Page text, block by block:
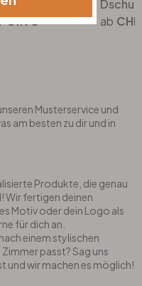
51.90
Musterservice und
am besten zu dir und in
Produkte, die genau
Wir fertigen deinen
Motiv oder dein Logo als
für dich an.
einem stylischen
passt? Sag uns
und wir machen es möglich!